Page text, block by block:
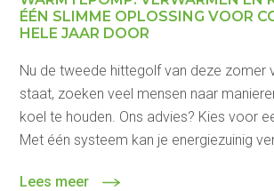
ÉÉN SLIMME OPLOSSING VOOR
HELE JAAR DOOR
Nu de tweede hittegolf van deze zomer
staat, zoeken veel mensen naar
koel te houden. Ons advies? Kies voor
Met één systeem kan je energiezuinig
Lees meer